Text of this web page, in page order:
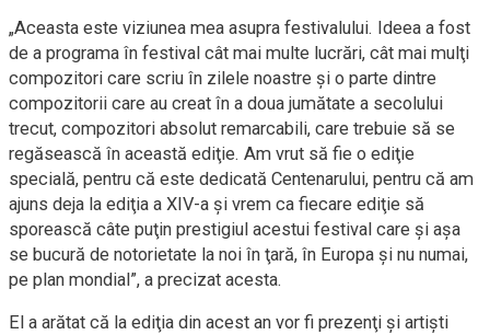
„Aceasta este viziunea mea asupra festivalului. Ideea a fost
de a programa în festival cât mai multe lucrări, cât mai mulţi
compozitori care scriu în zilele noastre şi o parte dintre
compozitorii care au creat în a doua jumătate a secolului
trecut, compozitori absolut remarcabili, care trebuie să se
regăsească în această ediţie. Am vrut să fie o ediţie
specială, pentru că este dedicată Centenarului, pentru că am
ajuns deja la ediţia a XIV-a şi vrem ca fiecare ediţie să
sporească câte puţin prestigiul acestui festival care şi aşa
se bucură de notorietate la noi în ţară, în Europa şi nu numai,
pe plan mondial”, a precizat acesta.
El a arătat că la ediţia din acest an vor fi prezenţi şi artişti